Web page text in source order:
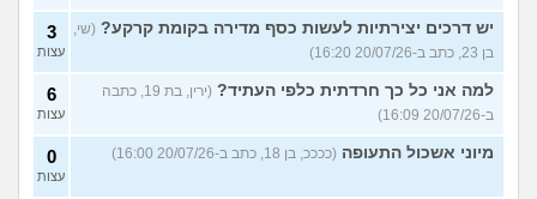
יש דרכים יצירתיות לעשות כסף מדירה בקומת קרקע? (שי,
בן 23, כתב ב-20/07/26 16:20)
3
עצות
למה אני כל כך חרדתית כלפי העתיד?
(ירין, בת 19, כתבה
ב-20/07/26 16:09)
6
עצות
מיוני אשכול התעופה (ככככ, בן 18, כתב ב-20/07/26 16:00) 0
עצות